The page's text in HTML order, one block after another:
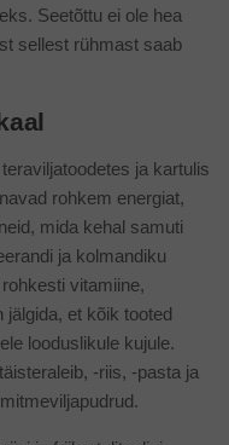
Seetõttu ei ole hea
sellest rühmast saab
ja kartulis
rohkem energiat,
mida kehal samuti
ja kolmandiku
vitamiine,
jälgida, et kõik tooted
looduslikule kujule.
-riis, -pasta ja